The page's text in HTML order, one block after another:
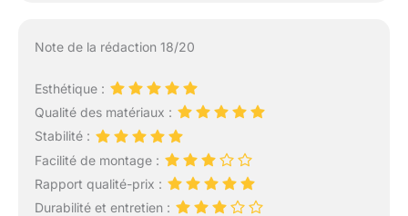
Note de la rédaction 18/20
Esthétique :
Qualité des matériaux :
Stabilité :
Facilité de montage :
Rapport qualité-prix :
Durabilité et entretien :